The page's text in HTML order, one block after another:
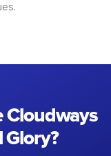
Cloudways